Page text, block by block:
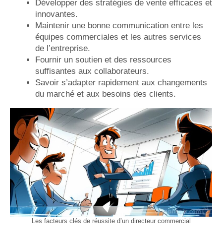
Développer des stratégies de vente efficaces et
innovantes.
Maintenir une bonne communication entre les
équipes commerciales et les autres services
de l’entreprise.
Fournir un soutien et des ressources
suffisantes aux collaborateurs.
Savoir s’adapter rapidement aux changements
du marché et aux besoins des clients.
Les facteurs clés de réussite d’un directeur commercial